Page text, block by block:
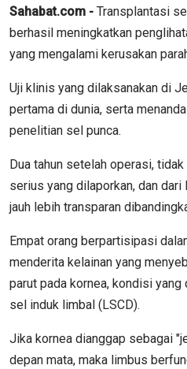
Sahabat.com - Transplantasi
berhasil meningkatkan
yang mengalami kerusakan
Uji klinis yang dilaksanakan di
pertama di dunia, serta
penelitian sel punca.
Dua tahun setelah operasi,
serius yang dilaporkan, dan
jauh lebih transparan
Empat orang berpartisipasi
menderita kelainan yang
parut pada kornea, kondisi
sel induk limbal (LSCD).
Jika kornea dianggap sebagai
depan mata, maka limbus